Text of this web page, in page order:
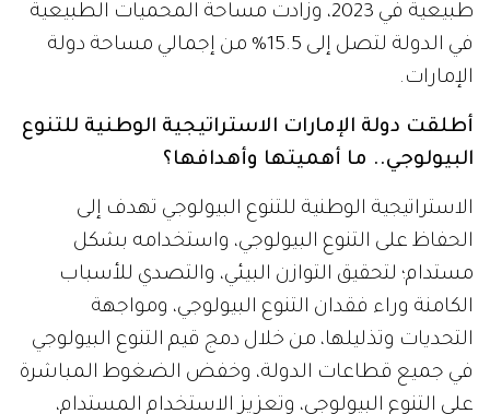
طبيعية في 2023، وزادت مساحة المحميات الطبيعية
في الدولة لتصل إلى 15.5% من إجمالي مساحة دولة
الإمارات.
أطلقت دولة الإمارات الاستراتيجية الوطنية للتنوع
البيولوجي.. ما أهميتها وأهدافها؟
الاستراتيجية الوطنية للتنوع البيولوجي تهدف إلى
الحفاظ على التنوع البيولوجي، واستخدامه بشكل
مستدام؛ لتحقيق التوازن البيئي، والتصدي للأسباب
الكامنة وراء فقدان التنوع البيولوجي، ومواجهة
التحديات وتذليلها، من خلال دمج قيم التنوع البيولوجي
في جميع قطاعات الدولة، وخفض الضغوط المباشرة
على التنوع البيولوجي، وتعزيز الاستخدام المستدام،